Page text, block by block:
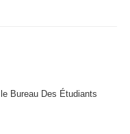
Bureau Des Étudiants